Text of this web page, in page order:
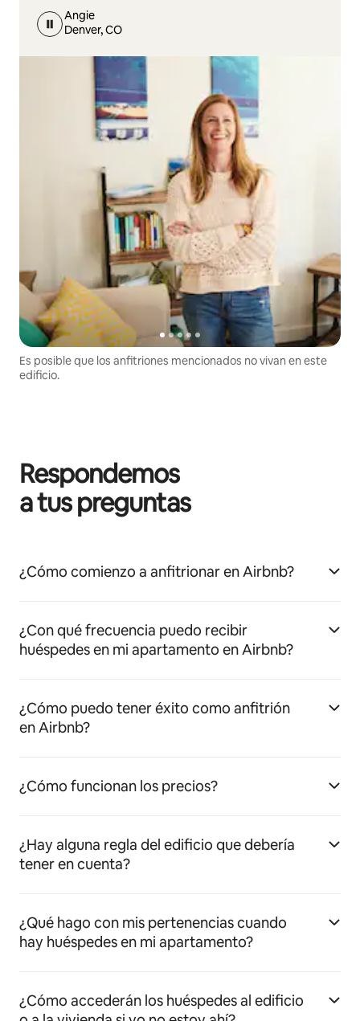
Angie
Denver, CO
Es posible que los anfitriones mencionados no vivan en este
edificio.
Respondemos
a tus preguntas
¿Cómo comienzo a anfitrionar en Airbnb?
¿Con qué frecuencia puedo recibir
huéspedes en mi apartamento en Airbnb?
¿Cómo puedo tener éxito como anfitrión
en Airbnb?
¿Cómo funcionan los precios?
¿Hay alguna regla del edificio que debería
tener en cuenta?
¿Qué hago con mis pertenencias cuando
hay huéspedes en mi apartamento?
¿Cómo accederán los huéspedes al edificio